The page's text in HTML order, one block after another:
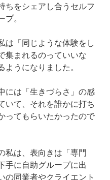
ちをシェアし合うセルフ
。
は「同じような体験をし
集まれるのっていいな
ようになりました。
には「生きづらさ」の感
いて、それを誰かに打ち
ってもらいたかったので
私は、表向きは「専門
手に自助グループに出
の同業者やクライエント